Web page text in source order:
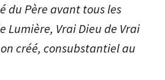
du Père avant tous les
Lumière, Vrai Dieu de Vrai
créé, consubstantiel au